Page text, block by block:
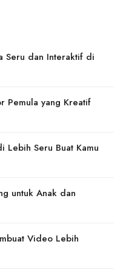
Seru dan Interaktif di
Pemula yang Kreatif
Lebih Seru Buat Kamu
untuk Anak dan
Video Lebih